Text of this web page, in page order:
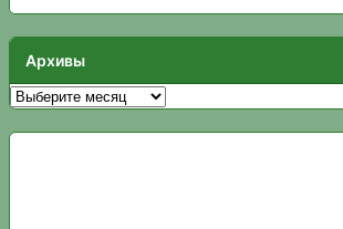
Архивы
Архивы